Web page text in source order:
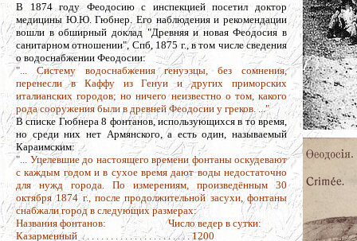
В 1874 году Феодосию с инспекцией посетил доктор
медицины Ю.Ю. Гюбнер. Его наблюдения и рекомендации
вошли в обширный доклад "Древняя и новая Феодосия в
санитарном отношении", Спб, 1875 г., в том числе сведения
о водоснабжении Феодосии:
"... Систему водоснабжения генуэзцы, без сомнения,
перенесли в Каффу из Генуи и других приморских
италианских городов; но ничего неизвестно о том, какого
рода сооружения были в древней Феодосии у греков. ..."
В списке Гюбнера 8 фонтанов, использующихся в то время,
но среди них нет Армянского, а есть один, называемый
Караимским:
"... Уцелевшие до настоящего времени фонтаны оскудевают
с каждым годом и в сухое время дают воды недостаточно
для нужд города. По измерениям, произведённым 30
октября 1874 г., после продолжительной засухи, фонтаны
снабжали город в следующих размерах:
Названия фонтанов: Число ведер в сутки:
Казарменный . . . . . . . . . . . . . . . . . . . . . . . 1200